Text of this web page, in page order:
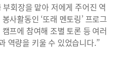
회장을 맡아 저에게 주어진 역
사활동인 ‘또래 멘토링’ 프로그
프에 참여해 조별 토론 등 여러
역량을 키울 수 있었습니다.”